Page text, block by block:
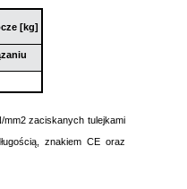
[kg]
zaciskanych tulejkami
znakiem CE oraz